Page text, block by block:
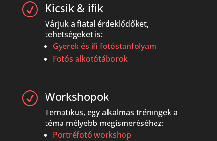
R Kicsik & ifik
Várjuk a fiatal érdeklődőket,
tehetségeket is:
Gyerek és ifi fotóstanfolyam
Fotós alkotótáborok
R Workshopok
Tematikus, egy alkalmas tréningek a
téma mélyebb megismeréséhez:
Portréfotó workshop